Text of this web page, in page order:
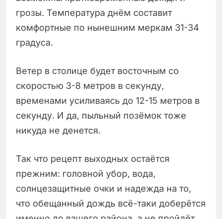
грозы. Температура днём составит
комфортные по нынешним меркам 31-34
градуса.
Ветер в столице будет восточным со
скоростью 3-8 метров в секунду,
временами усиливаясь до 12-15 метров в
секунду. И да, пыльный позёмок тоже
никуда не денется.
Так что рецепт выходных остаётся
прежним: головной убор, вода,
солнцезащитные очки и надежда на то,
что обещанный дождь всё-таки доберётся